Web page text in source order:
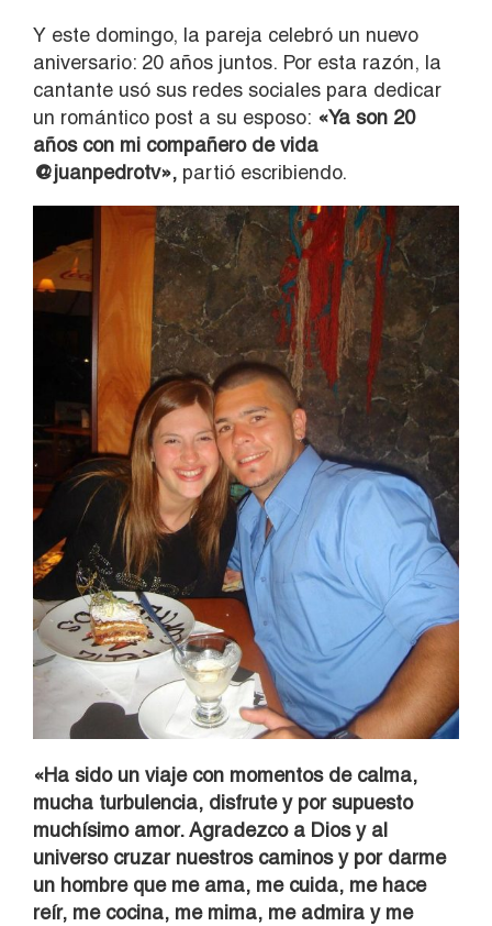
Y este domingo, la pareja celebró un nuevo
aniversario: 20 años juntos. Por esta razón, la
cantante usó sus redes sociales para dedicar
un romántico post a su esposo: «Ya son 20
años con mi compañero de vida
@juanpedrotv», partió escribiendo.
«Ha sido un viaje con momentos de calma,
mucha turbulencia, disfrute y por supuesto
muchísimo amor. Agradezco a Dios y al
universo cruzar nuestros caminos y por darme
un hombre que me ama, me cuida, me hace
reír, me cocina, me mima, me admira y me